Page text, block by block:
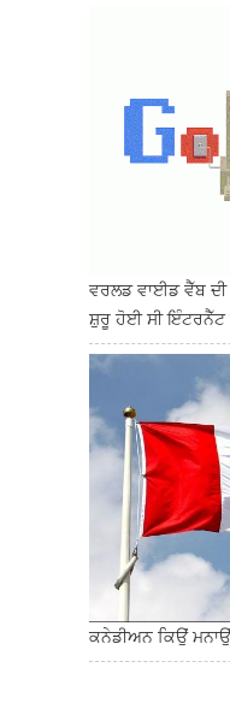
ਵਰਲਡ ਵਾਈਡ ਵੈੱਬ
ਸ਼ੁਰੂ ਹੋਈ ਸੀ ਇੰਟਰਨੈੱਟ
ਕਨੇਡੀਅਨ ਕਿਉਂ